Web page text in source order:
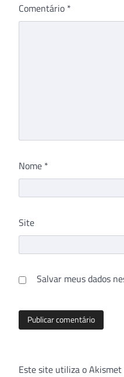
Comentário *
Nome *
Site
Salvar meus dados
Este site utiliza o